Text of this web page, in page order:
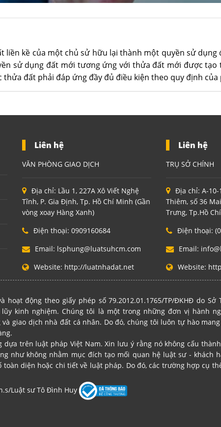
liền kề của một chủ sử hữu lại thành một quyền sử dụng
sử dụng đất mới tương ứng với thửa đất mới được tạo
đất phải đáp ứng đầy đủ điều kiện theo quy định của
Liên hệ
VĂN PHÒNG GIAO DỊCH
Địa chỉ: Lầu 1, 227A Xô Viết Nghệ
Tĩnh, P. Gia Định, Tp. Hồ Chí Minh (Gần
vòng xoay Hàng Xanh)
Điện thoại: 0909160684
Email: lsphung@luatsuhcm.com
Website: http://luatnhadat.net
Liên hệ
TRỤ SỞ CHÍNH
Địa chỉ: A-
Thiêm, số 36
Trưng, Tp.Hồ
Điện thoại:
Email:
Website:
động theo giấy phép số 79.2012.01.1765/TP/ĐKHĐ do Sở
lũy kinh nghiệm. Chúng tôi là một trong những đơn vị hành
giao dịch nhà đất cá nhân. Do đó, chúng tôi luôn tự hào
trên luật pháp Việt Nam. Xin lưu ý rằng nó không cấu
như không nhằm mục đích tạo mối quan hệ luật sư - khách
diện hoặc chi tiết về luật pháp. Do đó, các trường hợp cụ
Luật sư Tô Đình Huy